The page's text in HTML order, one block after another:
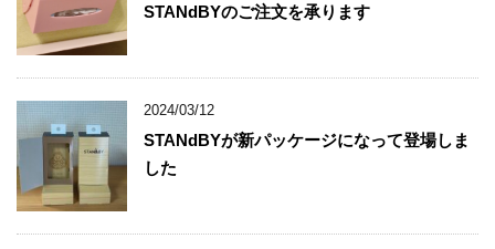
STANdBYのご注文を承ります
2024/03/12
STANdBYが新パッケージになって登場しま
した